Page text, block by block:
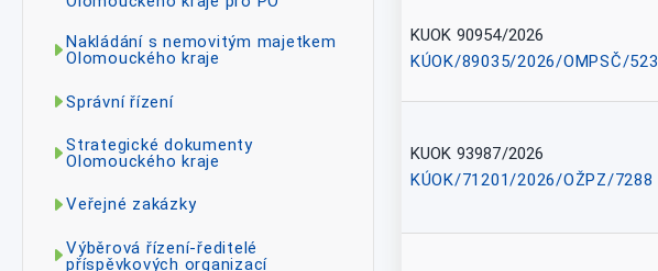
Nakládání s nemovitým majetkem
Olomouckého kraje
Správní řízení
Strategické dokumenty
Olomouckého kraje
Veřejné zakázky
Výběrová řízení-ředitelé
příspěvkových organizací
KUOK 90954/2026
KÚOK/89035/2026/OMPSČ/523
KUOK 93987/2026
KÚOK/71201/2026/OŽPZ/7288